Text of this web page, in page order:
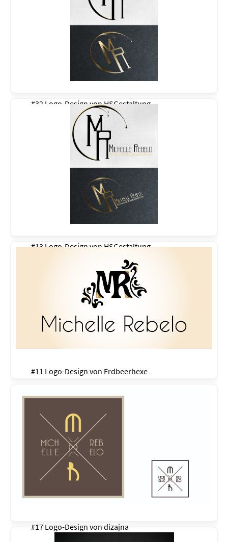
#32 Logo-Design vonHSGestaltung
#13 Logo-Design von HSGestaltung
#11 Logo-Design von Erdbeerhexe
#17 Logo-Design von dizajna